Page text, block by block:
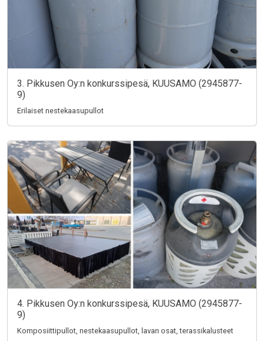
3. Pikkusen Oy:n konkurssipesä, KUUSAMO (2945877-
9)
Erilaiset nestekaasupullot
4. Pikkusen Oy:n konkurssipesä, KUUSAMO (2945877-
9)
Komposiittipullot, nestekaasupullot, lavan osat, terassikalusteet